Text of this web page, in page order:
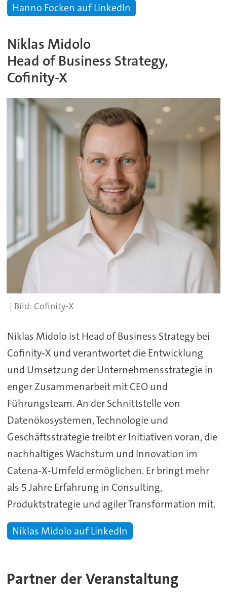
Hanno Focken auf LinkedIn
Niklas Midolo
Head of Business Strategy,
Cofinity-X
Cofinity-X
Niklas Midolo ist Head of Business Strategy bei
Cofinity‑X und verantwortet die Entwicklung
und Umsetzung der Unternehmensstrategie in
enger Zusammenarbeit mit CEO und
Führungsteam. An der Schnittstelle von
Datenökosystemen, Technologie und
Geschäftsstrategie treibt er Initiativen voran, die
nachhaltiges Wachstum und Innovation im
Catena‑X‑Umfeld ermöglichen. Er bringt mehr
als 5 Jahre Erfahrung in Consulting,
Produktstrategie und agiler Transformation mit.
Niklas Midolo auf LinkedIn
Partner der Veranstaltung